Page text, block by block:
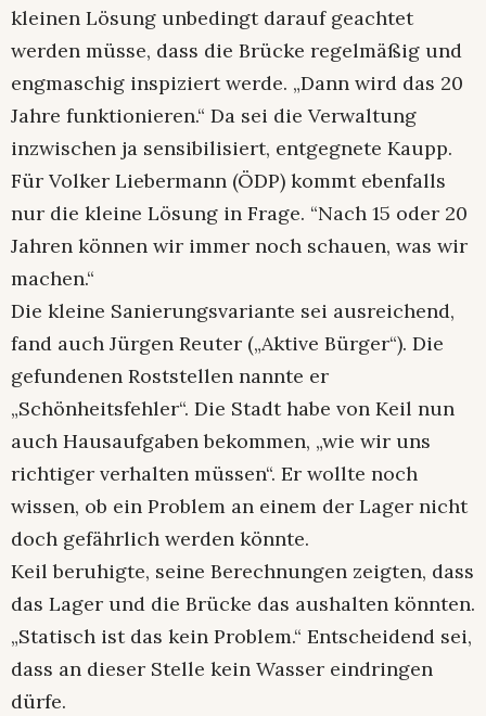
kleinen Lösung unbedingt darauf geachtet
werden müsse, dass die Brücke regelmäßig und
engmaschig inspiziert werde. „Dann wird das 20
Jahre funktionieren.“ Da sei die Verwaltung
inzwischen ja sensibilisiert, entgegnete Kaupp.
Für Volker Liebermann (ÖDP) kommt ebenfalls
nur die kleine Lösung in Frage. “Nach 15 oder 20
Jahren können wir immer noch schauen, was wir
machen.“
Die kleine Sanierungsvariante sei ausreichend,
fand auch Jürgen Reuter („Aktive Bürger“). Die
gefundenen Roststellen nannte er
„Schönheitsfehler“. Die Stadt habe von Keil nun
auch Hausaufgaben bekommen, „wie wir uns
richtiger verhalten müssen“. Er wollte noch
wissen, ob ein Problem an einem der Lager nicht
doch gefährlich werden könnte.
Keil beruhigte, seine Berechnungen zeigten, dass
das Lager und die Brücke das aushalten könnten.
„Statisch ist das kein Problem.“ Entscheidend sei,
dass an dieser Stelle kein Wasser eindringen
dürfe.